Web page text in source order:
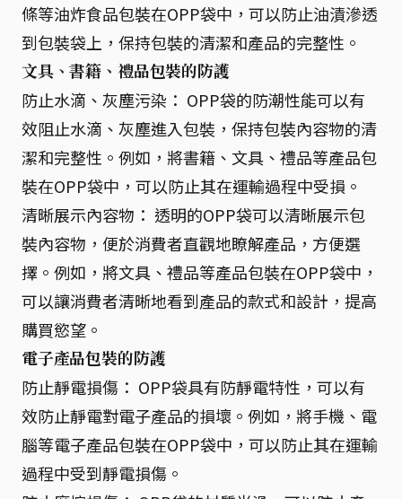
條等油炸食品包裝在OPP袋中，可以防止油漬滲透
到包裝袋上，保持包裝的清潔和產品的完整性。
文具、書籍、禮品包裝的防護
防止水滴、灰塵污染： OPP袋的防潮性能可以有
效阻止水滴、灰塵進入包裝，保持包裝內容物的清
潔和完整性。例如，將書籍、文具、禮品等產品包
裝在OPP袋中，可以防止其在運輸過程中受損。
清晰展示內容物： 透明的OPP袋可以清晰展示包
裝內容物，便於消費者直觀地瞭解產品，方便選
擇。例如，將文具、禮品等產品包裝在OPP袋中，
可以讓消費者清晰地看到產品的款式和設計，提高
購買慾望。
電子產品包裝的防護
防止靜電損傷： OPP袋具有防靜電特性，可以有
效防止靜電對電子產品的損壞。例如，將手機、電
腦等電子產品包裝在OPP袋中，可以防止其在運輸
過程中受到靜電損傷。